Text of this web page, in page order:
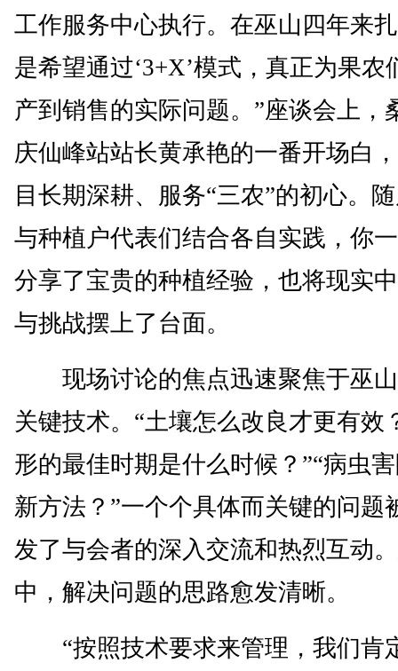
工作服务中心执行。在巫山四年来
是希望通过‘3+X’模式，真正为果农
产到销售的实际问题。”座谈会上，
庆仙峰站站长黄承艳的一番开场白
目长期深耕、服务“三农”的初心。
与种植户代表们结合各自实践，你
分享了宝贵的种植经验，也将现实
与挑战摆上了台面。
现场讨论的焦点迅速聚焦于巫山
关键技术。“土壤怎么改良才更有效
形的最佳时期是什么时候？”“病虫
新方法？”一个个具体而关键的问题
发了与会者的深入交流和热烈互动
中，解决问题的思路愈发清晰。
“按照技术要求来管理，我们肯